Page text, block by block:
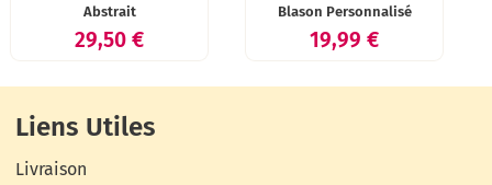
Abstrait
Prix
29,50 €
Blason Personnalisé
Prix
19,99 €
Liens Utiles
Livraison